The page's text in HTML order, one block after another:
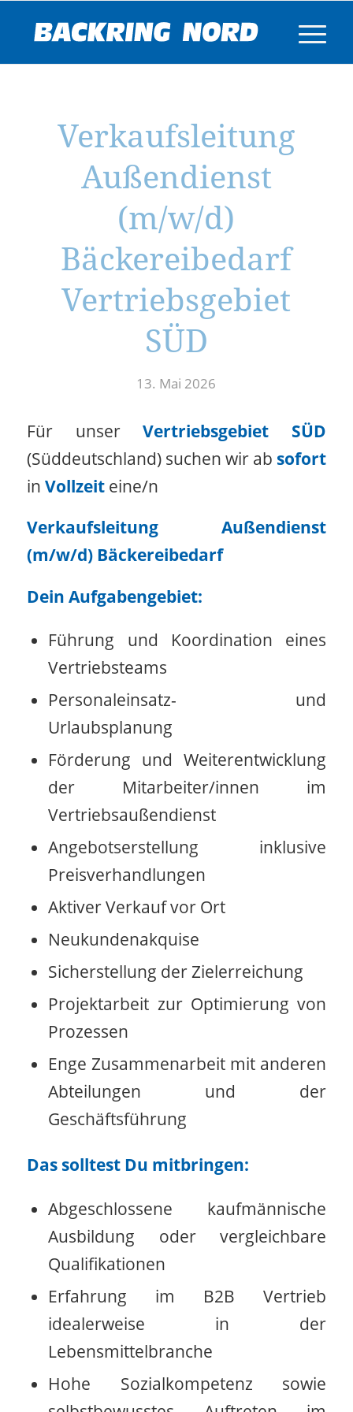
Verkaufsleitung
Außendienst
(m/w/d)
Bäckereibedarf
Vertriebsgebiet
SÜD
13. Mai 2026
Für unser
Vertriebsgebiet SÜD
(Süddeutschland) suchen wir ab sofort
in Vollzeit eine/n
Verkaufsleitung Außendienst
(m/w/d) Bäckereibedarf
Dein Aufgabengebiet:
Führung und Koordination eines
Vertriebsteams
Personaleinsatz- und
Urlaubsplanung
Förderung und Weiterentwicklung
der Mitarbeiter/innen im
Vertriebsaußendienst
Angebotserstellung inklusive
Preisverhandlungen
Aktiver Verkauf vor Ort
Neukundenakquise
Sicherstellung der Zielerreichung
Projektarbeit zur Optimierung von
Prozessen
Enge Zusammenarbeit mit anderen
Abteilungen und der
Geschäftsführung
Das solltest Du mitbringen:
Abgeschlossene kaufmännische
Ausbildung oder vergleichbare
Qualifikationen
Erfahrung im B2B Vertrieb
idealerweise in der
Lebensmittelbranche
Hohe Sozialkompetenz sowie